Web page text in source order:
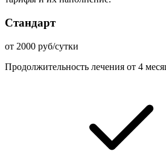
Стандарт
от 2000 руб/сутки
Продолжительность лечения от 4